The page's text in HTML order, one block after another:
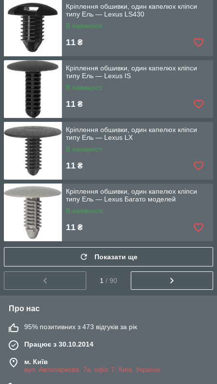
Кріплення обшивки, один капелюх кліпси
типу Ель — Lexus LS430
В наявності
11 ₴
Кріплення обшивки, один капелюх кліпси
типу Ель — Lexus IS
В наявності
11 ₴
Кріплення обшивки, один капелюх кліпси
типу Ель — Lexus LX
В наявності
11 ₴
Кріплення обшивки, один капелюх кліпси
типу Ель — Lexus Багато моделей
В наявності
11 ₴
Показати ще
1 / 90
Про нас
95% позитивних з 473 відгуків за рік
Працює з 30.10.2014
м. Київ
вул. Автопаркова, 7а, офіс 7, Київ, Україна